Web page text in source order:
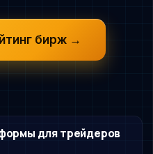
бирж →
для трейдеров